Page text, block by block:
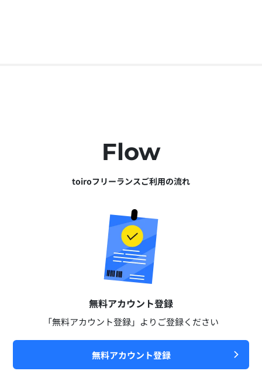
Flow
toiroフリーランスご利用の流れ
無料アカウント登録​
「無料アカウント登録」よりご登録ください​
無料アカウント登録